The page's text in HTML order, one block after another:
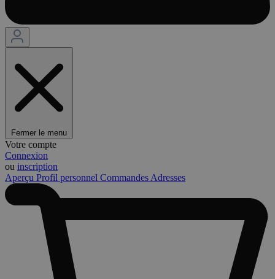
Fermer le menu
Votre compte
Connexion
ou inscription
Aperçu Profil personnel Commandes Adresses